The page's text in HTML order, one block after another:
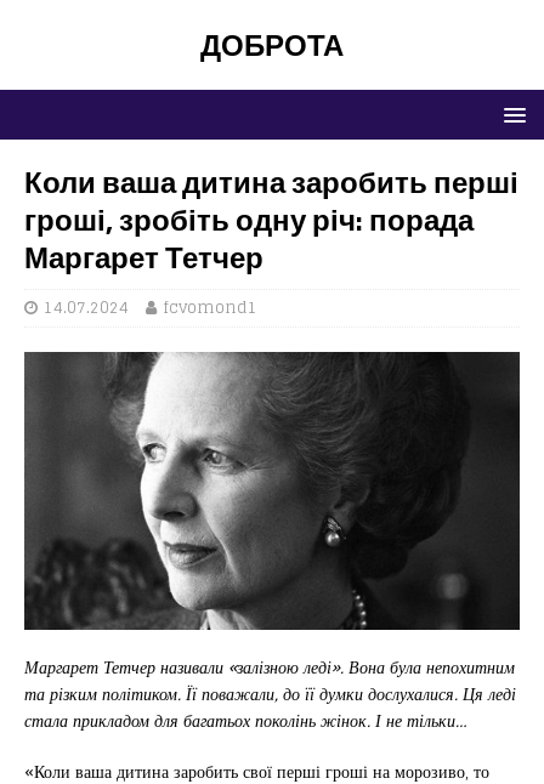
ДОБРОТА
Коли ваша дитина заробить перші
гроші, зробіть одну річ: порада
Маргарет Тетчер
14.07.2024 fcvomond1
Маргарет Тетчер називали «залізною леді». Вона була непохитним
та різким політиком. Її поважали, до її думки дослухалися. Ця леді
стала прикладом для багатьох поколінь жінок. І не тільки…
«Коли ваша дитина заробить свої перші гроші на морозиво, то